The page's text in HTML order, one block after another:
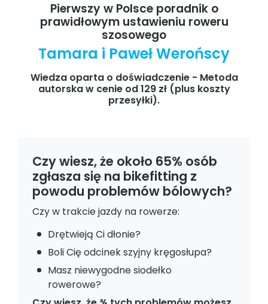
Pierwszy w Polsceporadnik o
prawidłowym ustawieniu roweru
szosowego
Tamara i Paweł Werońscy
Wiedza oparta o doświadczenie- Metoda
autorska w cenie od 129 zł (plus koszty
przesyłki).
Czy wiesz, że około 65% osób
zgłasza się na bikefitting z
powodu problemów bólowych?
Czy w trakcie jazdy na rowerze:
Drętwieją Ci dłonie?
Boli Cię odcinek szyjny kręgosłupa?
Masz niewygodne siodełko
rowerowe?